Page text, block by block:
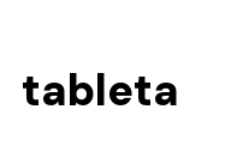
tableta